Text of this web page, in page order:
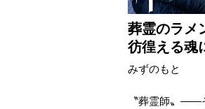
葬霊のラ
彷徨える魂
みずのもと
〝葬霊師〟――